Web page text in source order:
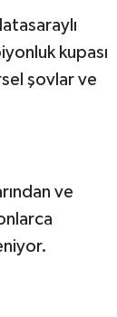
kupası
şovlar ve
ve